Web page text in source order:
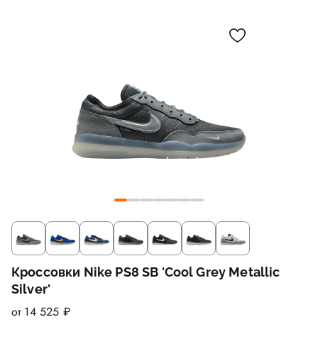
Кроссовки Nike PS8 SB 'Cool Grey Metallic
Silver'
от 14 525 ₽